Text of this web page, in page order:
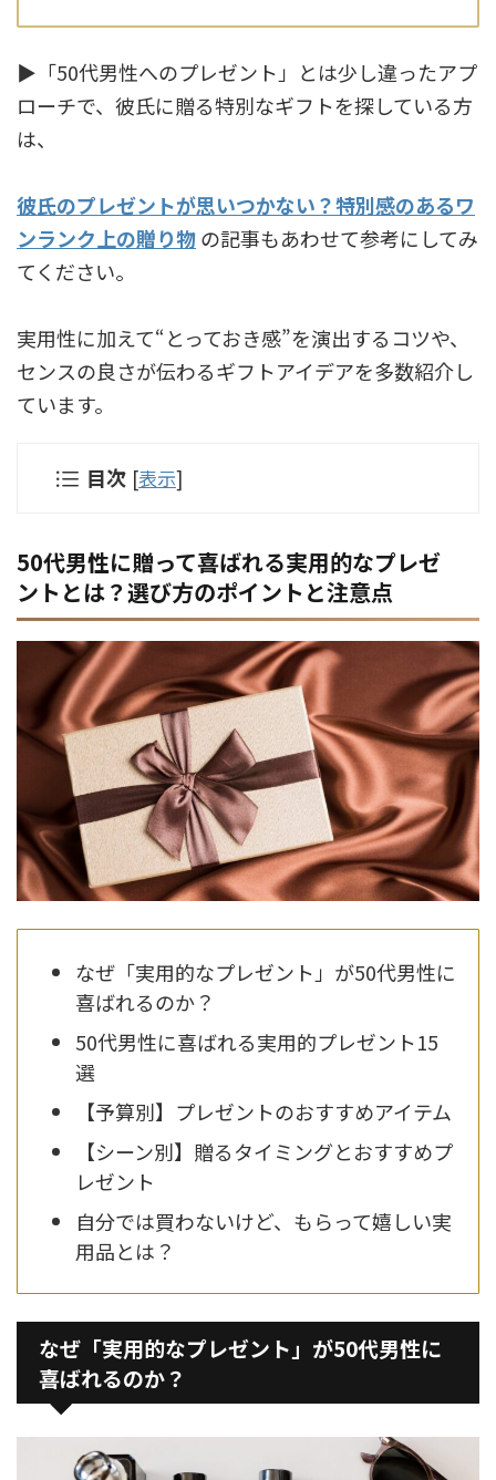
▶「50代男性へのプレゼント」とは少し違ったアプ
ローチで、彼氏に贈る特別なギフトを探している方
は、
彼氏のプレゼントが思いつかない？特別感のあるワ
ンランク上の贈り物の記事もあわせて参考にしてみ
てください。
実用性に加えて“とっておき感”を演出するコツや、
センスの良さが伝わるギフトアイデアを多数紹介し
ています。
目次 [表示]
50代男性に贈って喜ばれる実用的なプレゼ
ントとは？選び方のポイントと注意点
なぜ「実用的なプレゼント」が50代男性に
喜ばれるのか？
50代男性に喜ばれる実用的プレゼント15
選
【予算別】プレゼントのおすすめアイテム
【シーン別】贈るタイミングとおすすめプ
レゼント
自分では買わないけど、もらって嬉しい実
用品とは？
なぜ「実用的なプレゼント」が50代男性に
喜ばれるのか？